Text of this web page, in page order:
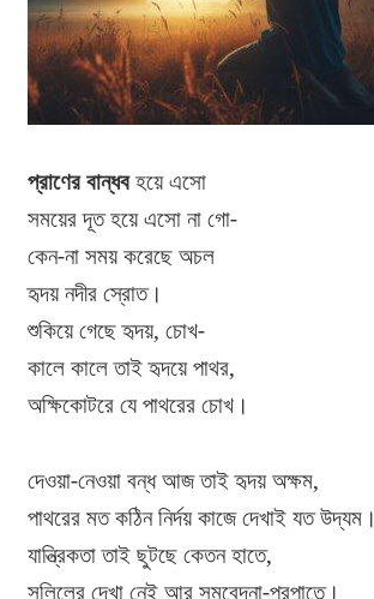
প্রাণের বান্ধবহয়ে এসো
সময়ের দূত হয়ে এসো না গো-
কেন-না সময় করেছে অচল
হৃদয় নদীর স্রোত।
শুকিয়ে গেছে হৃদয়, চোখ-
কালে কালে তাই হৃদয়ে পাথর,
অক্ষিকোটরে যে পাথরের চোখ।
দেওয়া-নেওয়া বন্ধ আজ তাই হৃদয় অক্ষম,
পাথরের মত কঠিন নির্দয় কাজে দেখাই যত উদ্যম।
যান্ত্রিকতা তাই ছুটছে কেতন হাতে,
সলিলের দেখা নেই আর সমবেদনা-প্রপাতে।